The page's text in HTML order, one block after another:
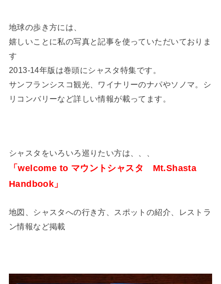
地球の歩き方には、
嬉しいことに私の写真と記事を使っていただいておりま
す
2013-14年版は巻頭にシャスタ特集です。
サンフランシスコ観光、ワイナリーのナパやソノマ。シ
リコンバリーなど詳しい情報が載ってます。
シャスタをいろいろ巡りたい方は、、、
「welcome to マウントシャスタ Mt.Shasta
Handbook」
地図、シャスタへの行き方、スポットの紹介、レストラ
ン情報など掲載